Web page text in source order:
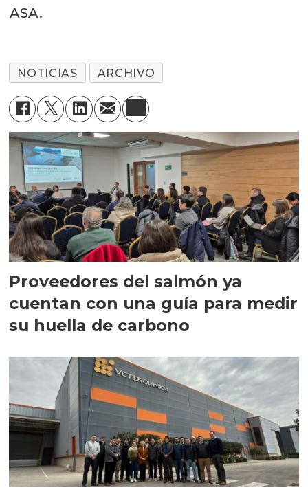
ASA.
NOTICIAS ARCHIVO
Proveedores del salmón ya
cuentan con una guía para medir
su huella de carbono